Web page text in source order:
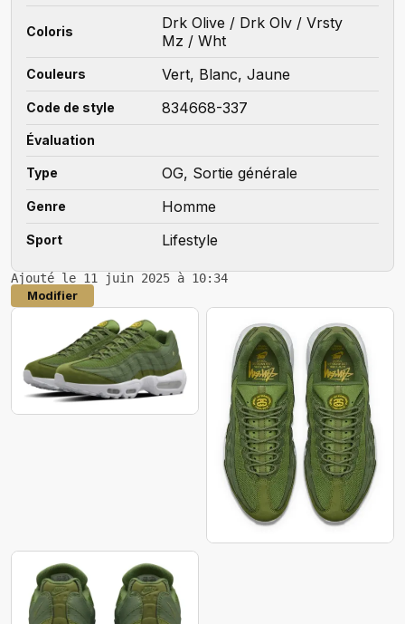
Coloris
Drk Olive / Drk Olv / Vrsty
Mz / Wht
Couleurs Vert, Blanc, Jaune
Code de style 834668-337
Évaluation
Type OG, Sortie générale
Genre Homme
Sport Lifestyle
Ajouté le 11 juin 2025 à 10:34
Modifier